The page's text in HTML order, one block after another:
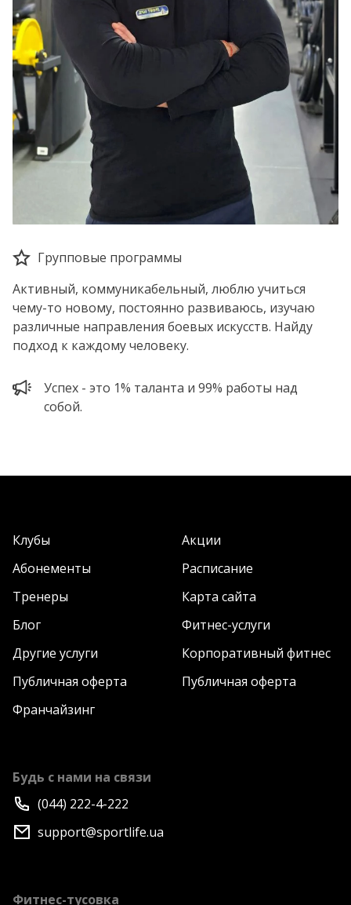
Групповые программы
Активный, коммуникабельный, люблю учиться
чему-то новому, постоянно развиваюсь, изучаю
различные направления боевых искусств. Найду
подход к каждому человеку.
Успех - это 1% таланта и 99% работы над
собой.
Клубы
Акции
Абонементы
Расписание
Тренеры
Карта сайта
Блог
Фитнес-услуги
Другие услуги
Корпоративный фитнес
Публичная оферта
Публичная оферта
Франчайзинг
Будь с нами на связи
(044) 222-4-222
support@sportlife.ua
Фитнес-тусовка